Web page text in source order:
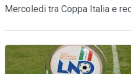
Mercoledi tra Coppa Italia e